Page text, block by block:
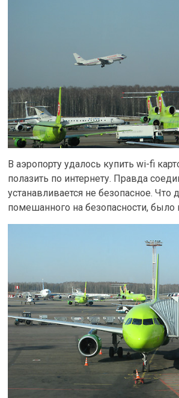
В аэропорту удалось купить wi-fi
полазить по интернету. Правда
устанавливается не безопасное. Что
помешанного на безопасности, было